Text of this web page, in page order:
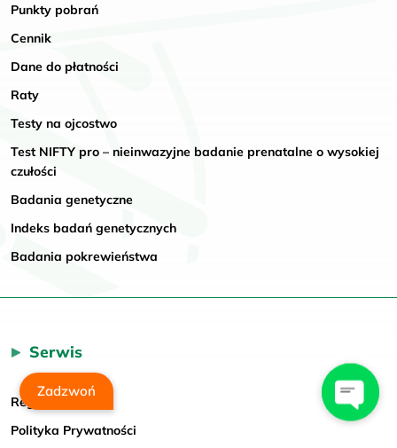
Punkty pobrań
Cennik
Dane do płatności
Raty
Testy na ojcostwo
Test NIFTY pro – nieinwazyjne badanie prenatalne o wysokiej
czułości
Badania genetyczne
Indeks badań genetycznych
Badania pokrewieństwa
Serwis
Regulamin
Polityka Prywatności
Zadzwoń